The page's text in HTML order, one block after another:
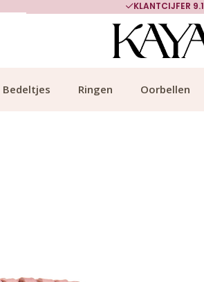
KLANTCIJFER 9.1
Bedeltjes Ringen Oorbellen